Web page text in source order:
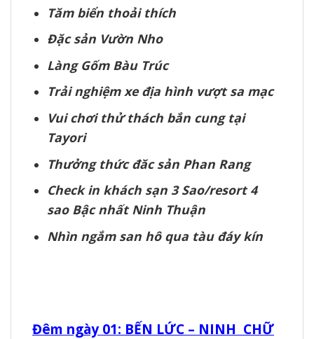
Tăm biển thoải thích
Đặc sản Vườn Nho
Làng Gốm Bàu Trúc
Trải nghiệm xe địa hình vượt sa mạc
Vui chơi thử thách bắn cung tại
Tayori
Thưởng thức đăc sản Phan Rang
Check in khách sạn 3 Sao/resort 4
sao Bậc nhất Ninh Thuận
Nhìn ngắm san hô qua tàu đáy kín
Đêm ngày 01: BẾN LỨC – NINH CHỮ